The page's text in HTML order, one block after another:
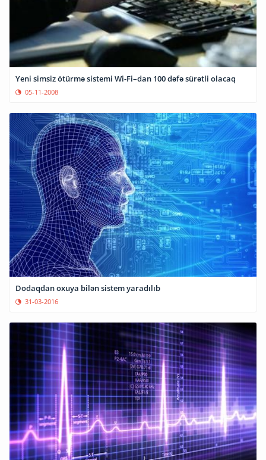
Yeni simsiz ötürmə sistemi Wi-Fi–dan 100 dəfə sürətli olacaq
05-11-2008
Dodaqdan oxuya bilən sistem yaradılıb
31-03-2016